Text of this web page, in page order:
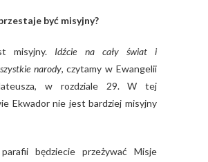
być misyjny?
misyjny. Idźcie na cały świat i
narody, czytamy w Ewangelii
w rozdziale 29. W tej
Ekwador nie jest bardziej misyjny
będziecie przeżywać Misje